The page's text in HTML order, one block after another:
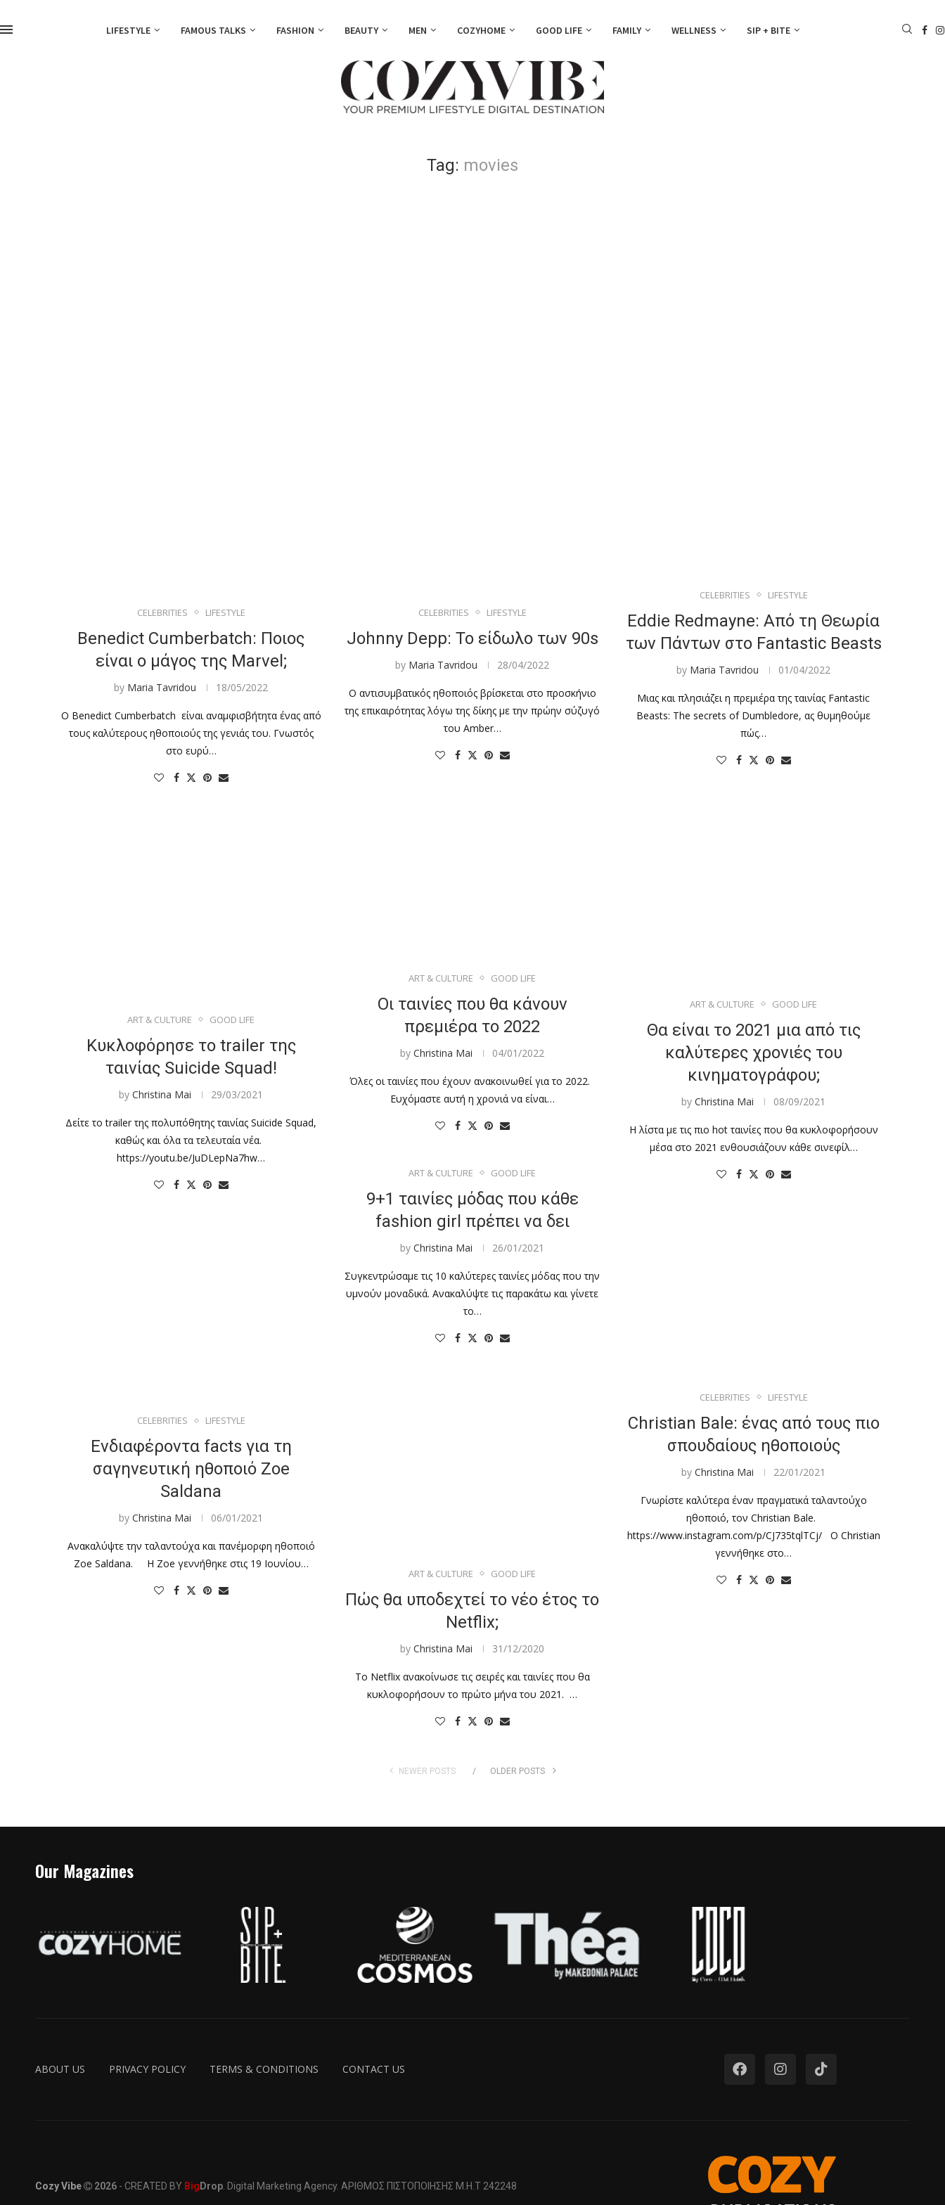
LIFESTYLE FAMOUS TALKS FASHION BEAUTY MEN COZYHOME GOOD LIFE FAMILY WELLNESS SIP + BITE
Tag: movies
CELEBRITIES LIFESTYLE
Benedict Cumberbatch: Ποιος
είναι ο μάγος της Marvel;
by Maria Tavridou 18/05/2022
Ο Benedict Cumberbatch είναι αναμφισβήτητα ένας από
τους καλύτερους ηθοποιούς της γενιάς του. Γνωστός
στο ευρύ…
CELEBRITIES LIFESTYLE
Johnny Depp: Το είδωλο των 90s
by Maria Tavridou 28/04/2022
Ο αντισυμβατικός ηθοποιός βρίσκεται στο προσκήνιο
της επικαιρότητας λόγω της δίκης με την πρώην σύζυγό
του Amber…
CELEBRITIES LIFESTYLE
Eddie Redmayne: Από τη Θεωρία
των Πάντων στο Fantastic Beasts
by Maria Tavridou 01/04/2022
Μιας και πλησιάζει η πρεμιέρα της ταινίας Fantastic
Beasts: The secrets of Dumbledore, ας θυμηθούμε
πώς…
ART & CULTURE GOOD LIFE
Οι ταινίες που θα κάνουν
πρεμιέρα το 2022
byChristina Mai 04/01/2022
Όλες οι ταινίες που έχουν ανακοινωθεί για το 2022.
Ευχόμαστε αυτή η χρονιά να είναι…
ART & CULTURE GOOD LIFE
Θα είναι το 2021 μια από τις
καλύτερες χρονιές του
κινηματογράφου;
byChristina Mai 08/09/2021
Η λίστα με τις πιο hot ταινίες που θα κυκλοφορήσουν
μέσα στο 2021 ενθουσιάζουν κάθε σινεφίλ…
ART & CULTURE GOOD LIFE
Κυκλοφόρησε το trailer της
ταινίας Suicide Squad!
byChristina Mai 29/03/2021
Δείτε το trailer της πολυπόθητης ταινίας Suicide Squad,
καθώς και όλα τα τελευταία νέα.
https://youtu.be/JuDLepNa7hw…
ART & CULTURE GOOD LIFE
9+1 ταινίες μόδας που κάθε
fashion girl πρέπει να δει
byChristina Mai 26/01/2021
Συγκεντρώσαμε τις 10 καλύτερες ταινίες μόδας που την
υμνούν μοναδικά. Ανακαλύψτε τις παρακάτω και γίνετε
το…
CELEBRITIES LIFESTYLE
Christian Bale: ένας από τους πιο
σπουδαίους ηθοποιούς
byChristina Mai 22/01/2021
Γνωρίστε καλύτερα έναν πραγματικά ταλαντούχο
ηθοποιό, τον Christian Bale.
https://www.instagram.com/p/CJ735tqlTCj/ Ο Christian
γεννήθηκε στο…
CELEBRITIES LIFESTYLE
Ενδιαφέροντα facts για τη
σαγηνευτική ηθοποιό Zoe
Saldana
byChristina Mai 06/01/2021
Ανακαλύψτε την ταλαντούχα και πανέμορφη ηθοποιό
Zoe Saldana. H Zoe γεννήθηκε στις 19 Ιουνίου…
ART & CULTURE GOOD LIFE
Πώς θα υποδεχτεί το νέο έτος το
Netflix;
byChristina Mai 31/12/2020
Το Netflix ανακοίνωσε τις σειρές και ταινίες που θα
κυκλοφορήσουν το πρώτο μήνα του 2021. …
NEWER POSTS OLDER POSTS
Our Magazines
ABOUT US PRIVACY POLICY TERMS & CONDITIONS CONTACT US
Cozy Vibe 2026 - CREATED BY Big Drop . Digital Marketing Agency. ΑΡΙΘΜΟΣ ΠΙΣΤΟΠΟΙΗΣΗΣ Μ.Η.Τ 242248